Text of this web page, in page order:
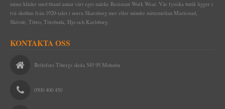
minst kläder med bland annat vårt eget märke Resistant Work Wear. Vår fysiska butik ligger i
två skolhus från 1920-talet i norra Skaraborg mer eller mindre mittemellan Mariestad,
Skövde, Tibro, Töreboda, Hjo och Karlsborg.
KONTAKTA OSS
Bellefors Tibergs skola 545 95 Moholm
0500 400 450